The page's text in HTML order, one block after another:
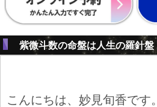
紫微斗数の命盤は人生の羅針盤
こんにちは、妙見旬香です。